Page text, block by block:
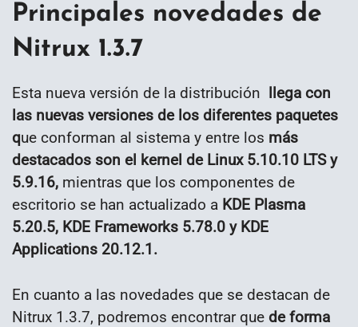
Principales novedades de
Nitrux 1.3.7
Esta nueva versión de la distribución llega con
las nuevas versiones de los diferentes paquetes
que conforman al sistema y entre los más
destacados son el kernel de Linux 5.10.10 LTS y
5.9.16, mientras que los componentes de
escritorio se han actualizado a KDE Plasma
5.20.5, KDE Frameworks 5.78.0 y KDE
Applications 20.12.1.
En cuanto a las novedades que se destacan de
Nitrux 1.3.7, podremos encontrar que de forma